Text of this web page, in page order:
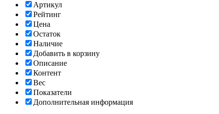
Артикул
Рейтинг
Цена
Остаток
Наличие
Добавить в корзину
Описание
Контент
Вес
Показатели
Дополнительная информация